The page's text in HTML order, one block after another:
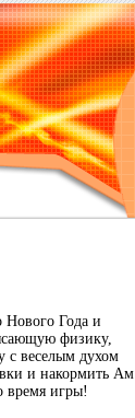
Нового Года и
физику,
с веселым духом
и накормить Ам
время игры!